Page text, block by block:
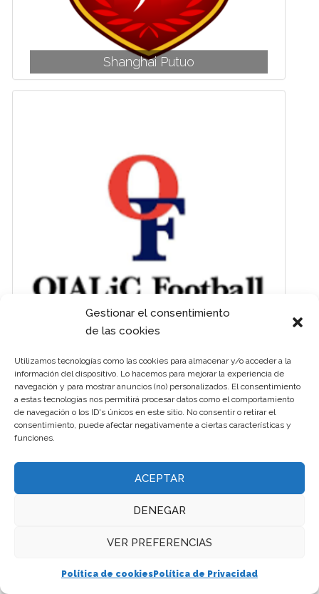
Gestionar el consentimiento
de las cookies
Utilizamos tecnologías como las cookies para almacenar y/o acceder a la
información del dispositivo. Lo hacemos para mejorar la experiencia de
navegación y para mostrar anuncios (no) personalizados. El consentimiento
a estas tecnologías nos permitirá procesar datos como el comportamiento
de navegación o los ID's únicos en este sitio. No consentir o retirar el
consentimiento, puede afectar negativamente a ciertas características y
funciones.
ACEPTAR
DENEGAR
VER PREFERENCIAS
Política de cookies Política de Privacidad
Shanghai Putuo